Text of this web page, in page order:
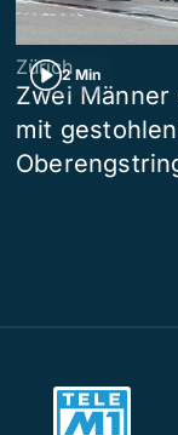
2 Min
Zürich
Zwei
mit